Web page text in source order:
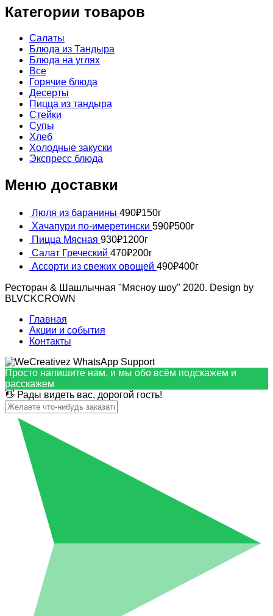
Категории товаров
Cалаты
Блюда из Тандыра
Блюда на углях
Все
Горячие блюда
Десерты
Пицца из тандыра
Стейки
Супы
Хлеб
Холодные закуски
Экспресс блюда
Меню доставки
Люля из баранины 490₽150г
Хачапури по-имеретински 590₽500г
Пицца Мясная 930₽1200г
Салат Греческий 470₽200г
Ассорти из свежих овощей 490₽400г
Ресторан & Шашлычная "Мясноу шоу" 2020. Design by
BLVCKCROWN
Главная
Акции и события
Контакты
Просто напишите нам, и мы обо всём подскажем и
расскажем
👋 Рады видеть вас, дорогой гость!